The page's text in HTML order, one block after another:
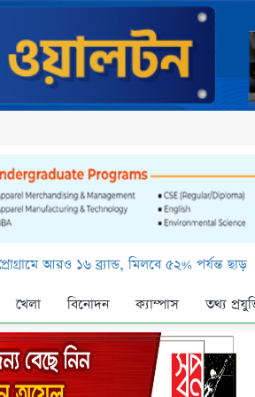
১৬ ব্র্যান্ড, মিলবে ৫২% পর্যন্ত ছাড়
খেলা বিনোদন ক্যাম্পাস তথ্য